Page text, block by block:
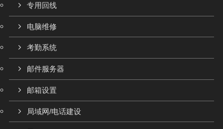
专用回线
电脑维修
考勤系统
邮件服务器
邮箱设置
局域网/电话建设